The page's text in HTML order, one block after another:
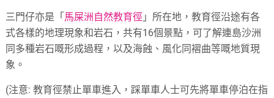
三門仔亦是「 馬屎洲自然教育徑 」所在地，教育徑沿途有各
式各樣的地理現象和岩石，共有16個景點，可了解連島沙洲
同多種岩石嘅形成過程，以及海蝕、風化同褶曲等嘅地質現
象。
(注意: 教育徑禁止單車進入，踩單車人士可先將單車停泊在指